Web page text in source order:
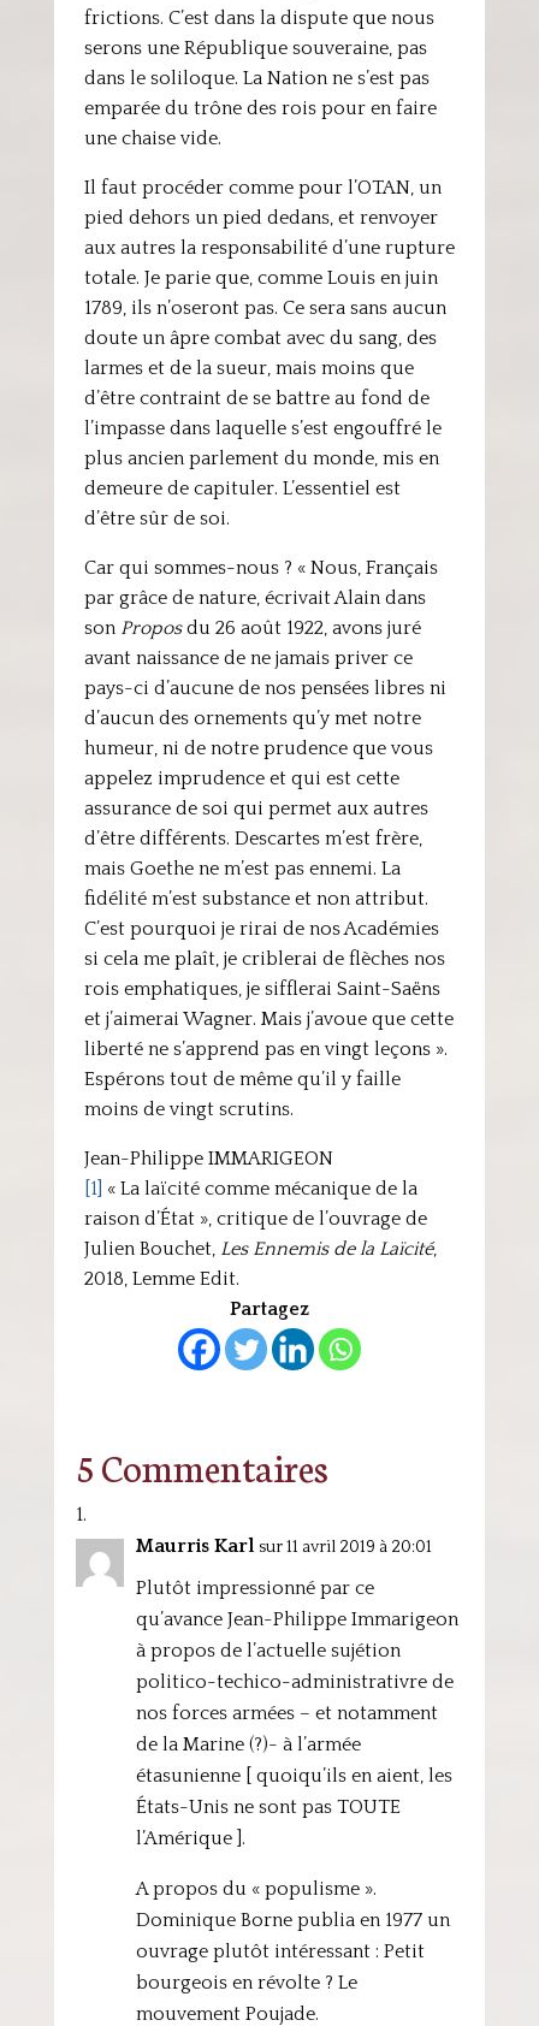
frictions. C’est dans la dispute que nous
serons une République souveraine, pas
dans le soliloque. La Nation ne s’est pas
emparée du trône des rois pour en faire
une chaise vide.
Il faut procéder comme pour l’OTAN, un
pied dehors un pied dedans, et renvoyer
aux autres la responsabilité d’une rupture
totale. Je parie que, comme Louis en juin
1789, ils n’oseront pas. Ce sera sans aucun
doute un âpre combat avec du sang, des
larmes et de la sueur, mais moins que
d’être contraint de se battre au fond de
l’impasse dans laquelle s’est engouffré le
plus ancien parlement du monde, mis en
demeure de capituler. L’essentiel est
d’être sûr de soi.
Car qui sommes-nous ? « Nous, Français
par grâce de nature, écrivait Alain dans
son Proposdu 26 août 1922, avons juré
avant naissance de ne jamais priver ce
pays-ci d’aucune de nos pensées libres ni
d’aucun des ornements qu’y met notre
humeur, ni de notre prudence que vous
appelez imprudence et qui est cette
assurance de soi qui permet aux autres
d’être différents. Descartes m’est frère,
mais Goethe ne m’est pas ennemi. La
fidélité m’est substance et non attribut.
C’est pourquoi je rirai de nos Académies
si cela me plaît, je criblerai de flèches nos
rois emphatiques, je sifflerai Saint-Saëns
et j’aimerai Wagner. Mais j’avoue que cette
liberté ne s’apprend pas en vingt leçons ».
Espérons tout de même qu’il y faille
moins de vingt scrutins.
Jean-Philippe IMMARIGEON
[1] « La laïcité comme mécanique de la
raison d’État », critique de l’ouvrage de
Julien Bouchet, Les Ennemis de la Laïcité,
2018, Lemme Edit.
Partagez
5 Commentaires
Maurris Karl sur 11 avril 2019 à 20:01
Plutôt impressionné par ce
qu’avance Jean-Philippe Immarigeon
à propos de l’actuelle sujétion
politico-techico-administrativre de
nos forces armées – et notamment
de la Marine (?)- à l’armée
étasunienne [ quoiqu’ils en aient, les
États-Unis ne sont pas TOUTE
l’Amérique ].
A propos du « populisme ».
Dominique Borne publia en 1977 un
ouvrage plutôt intéressant : Petit
bourgeois en révolte ? Le
mouvement Poujade.